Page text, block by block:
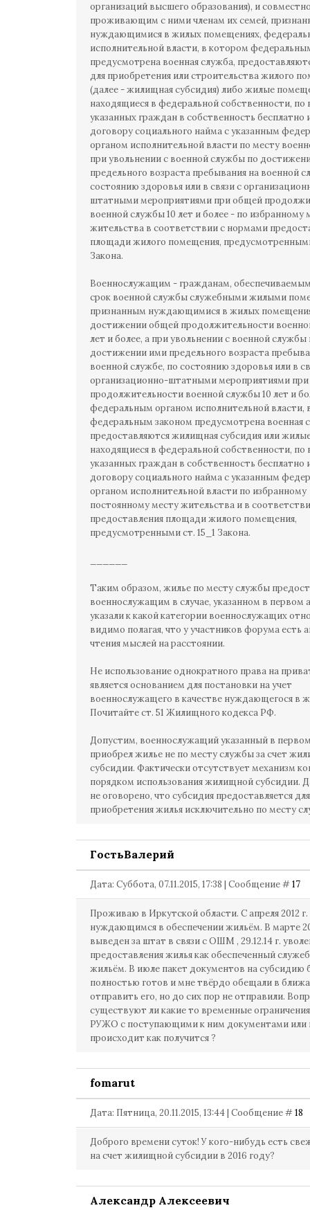
организаций высшего образования), и
проживающим с ними членам их семей,
нуждающимися в жилых помещениях,
исполнительной власти, в котором
предусмотрена военная служба,
для приобретения или строительства жилого
(далее - жилищная субсидия) либо жилые
находящиеся в федеральной собственности, по
указанных граждан в собственность бесплатно
договору социального найма с указанным
органом исполнительной власти по месту
при увольнении с военной службы по
предельного возраста пребывания на военной
состоянию здоровья или в связи с
штатными мероприятиями при общей
военной службы 10 лет и более - по избранному
жительства в соответствии с нормами
площади жилого помещения,
Закона.
Военнослужащим - гражданам,
срок военной службы служебными жилыми
признанным нуждающимися в жилых
достижении общей продолжительности
лет и более, а при увольнении с военной службы
достижении ими предельного возраста
военной службе, по состоянию здоровья или в
организационно-штатными мероприятиями
продолжительности военной службы 10 лет и
федеральным органом исполнительной власти,
федеральным законом предусмотрена военная
предоставляются жилищная субсидия или
находящиеся в федеральной собственности, по
указанных граждан в собственность бесплатно
договору социального найма с указанным
органом исполнительной власти по избранному
постоянному месту жительства и в
предоставления площади жилого помещения,
предусмотренными ст. 15_1 Закона.
Таким образом, жилье по месту службы
военнослужащим в случае, указанном в первом
указали к какой категории военнослужащих
видимо полагая, что у участников форума есть
чтения мыслей на расстоянии.
Не использование однократного права на
является основанием для постановки на учет
военнослужащего в качестве нуждающегося в
Почитайте ст. 51 Жилищного кодекса РФ.
Допустим, военнослужащий указанный в
приобрел жилье не по месту службы за счет
субсидии. Фактически отсутствует механизм
порядком использования жилищной субсидии.
не оговорено, что субсидия предоставляется для
приобретения жилья исключительно по месту
ГостьВалерий
Дата: Суббота, 07.11.2015, 17:38 | Сообщение #17
Проживаю в Иркутской области. С апреля 2012
нуждающимся в обеспечении жильём. В марте
выведен за штат в связи с ОШМ , 29.12.14 г.
предоставления жилья как обеспеченный
жильём. В июле пакет документов на субсидию
полностью готов и мне твёрдо обещали в
отправить его, но до сих пор не отправили.
существуют ли какие то временные
РУЖО с поступающими к ним документами или
происходит как получится ?
fomarut
Дата: Пятница, 20.11.2015, 13:44 | Сообщение #18
Доброго времени суток! У кого-нибудь есть
на счет жилищной субсидии в 2016 году?
Александр Алексеевич